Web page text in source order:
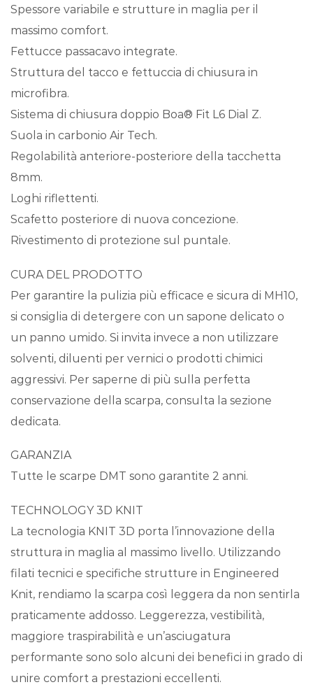
Spessore variabile e strutture in maglia per il
massimo comfort.
Fettucce passacavo integrate.
Struttura del tacco e fettuccia di chiusura in
microfibra.
Sistema di chiusura doppio Boa® Fit L6 Dial Z.
Suola in carbonio Air Tech.
Regolabilità anteriore-posteriore della tacchetta
8mm.
Loghi riflettenti.
Scafetto posteriore di nuova concezione.
Rivestimento di protezione sul puntale.
CURA DEL PRODOTTO
Per garantire la pulizia più efficace e sicura di MH10,
si consiglia di detergere con un sapone delicato o
un panno umido. Si invita invece a non utilizzare
solventi, diluenti per vernici o prodotti chimici
aggressivi. Per saperne di più sulla perfetta
conservazione della scarpa, consulta la sezione
dedicata.
GARANZIA
Tutte le scarpe DMT sono garantite 2 anni.
TECHNOLOGY 3D KNIT
La tecnologia KNIT 3D porta l’innovazione della
struttura in maglia al massimo livello. Utilizzando
filati tecnici e specifiche strutture in Engineered
Knit, rendiamo la scarpa così leggera da non sentirla
praticamente addosso. Leggerezza, vestibilità,
maggiore traspirabilità e un’asciugatura
performante sono solo alcuni dei benefici in grado di
unire comfort a prestazioni eccellenti.